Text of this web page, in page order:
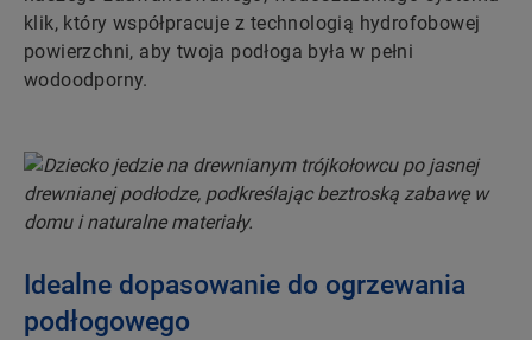
klik, który współpracuje z technologią hydrofobowej
powierzchni, aby twoja podłoga była w pełni
wodoodporny.
Idealne dopasowanie do ogrzewania
podłogowego